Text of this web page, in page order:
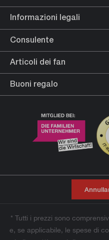
Informazioni legali
Consulente
Articoli dei fan
Buoni regalo
* Tutti i prezzi sono
e, se applicabile, le spese di